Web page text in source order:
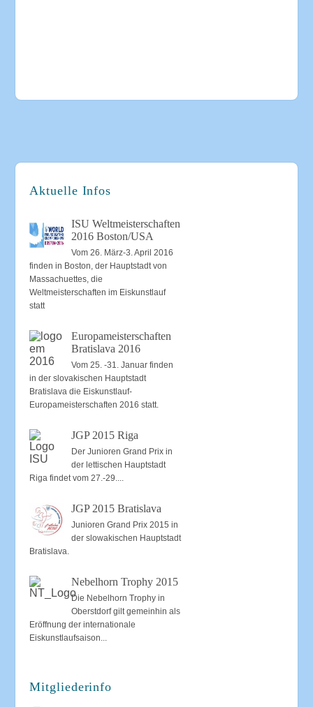
Aktuelle Infos
ISU Weltmeisterschaften
2016 Boston/USA
Vom 26. März-3. April 2016
finden in Boston, der Hauptstadt von
Massachuettes, die
Weltmeisterschaften im Eiskunstlauf
statt
Europameisterschaften
Bratislava 2016
Vom 25. -31. Januar finden
in der slovakischen Hauptstadt
Bratislava die Eiskunstlauf-
Europameisterschaften 2016 statt.
JGP 2015 Riga
Der Junioren Grand Prix in
der lettischen Hauptstadt
Riga findet vom 27.-29....
JGP 2015 Bratislava
Junioren Grand Prix 2015 in
der slowakischen Hauptstadt
Bratislava.
Nebelhorn Trophy 2015
Die Nebelhorn Trophy in
Oberstdorf gilt gemeinhin als
Eröffnung der internationale
Eiskunstlaufsaison...
Mitgliederinfo